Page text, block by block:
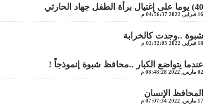
40) يوما على إغتيال برأة الطفل جهاد الحارثي
16 فبراير, 2022 04:56:37 م
شبوة ..وجدت كالخرابة
18 فبراير, 2022 02:32:05 م
عندما يتواضع الكبار ..محافظ شبوة إنموذجاً !
02 مارس, 2022 08:48:28 م
المحافظ الإنسان
17 مارس, 2022 07:07:34 م